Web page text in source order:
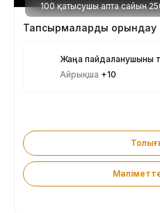
100 қатысушы апта сайын
Жаңа пайдаланушыны
Айрықша +10